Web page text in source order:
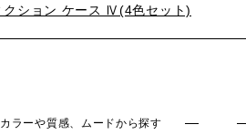
クション ケース Ⅳ(4色セット)
カラーや質感、ムードから探す